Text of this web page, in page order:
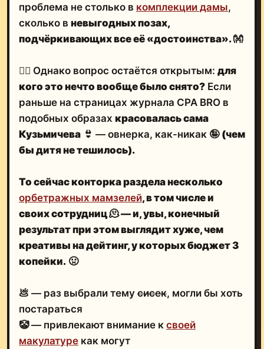
проблема не столько в комплекции дамы,
сколько в невыгодных позах,
подчёркивающих все её «достоинства».👐
🤦‍♂️ Однако вопрос остаётся открытым: для
кого это нечто вообще было снято? Если
раньше на страницах журнала CPA BRO в
подобных образах красовалась сама
Кузьмичева 👙 — овнерка, как-никак 🤪 (чем
бы дитя не тешилось).
То сейчас конторкараздела несколько
орбетражных мамзелей, в том числе и
своих сотрудниц🫠— и, увы, конечный
результат при этомвыглядит хуже, чем
креативы на дейтинг, у которых бюджет 3
копейки. 🤢
💩 — раз выбрали тему сисек, могли бы хоть
постараться
🤡 — привлекают внимание к своей
макулатуре как могут